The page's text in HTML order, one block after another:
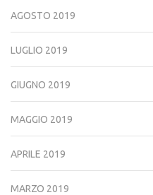
AGOSTO 2019
LUGLIO 2019
GIUGNO 2019
MAGGIO 2019
APRILE 2019
MARZO 2019